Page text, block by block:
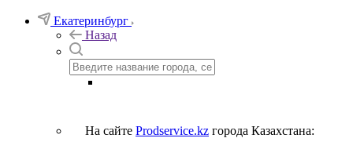
Екатеринбург
Назад
На сайте Prodservice.kz города Казахстана: